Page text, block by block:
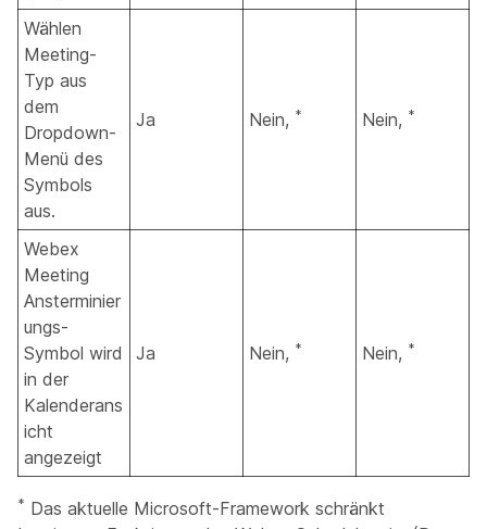
Wählen
Meeting-
Typ aus
dem
Dropdown-
Menü des
Symbols
aus.
Ja Nein, * Nein, *
Webex
Meeting
Ansterminier
ungs-
Symbol wird
in der
Kalenderans
icht
angezeigt
Ja Nein, * Nein, *
* Das aktuelle Microsoft-Framework schränkt